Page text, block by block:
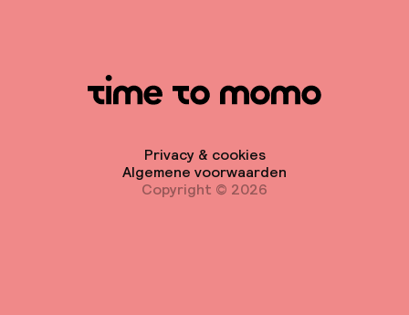
Privacy & cookies
Algemene voorwaarden
Copyright © 2026